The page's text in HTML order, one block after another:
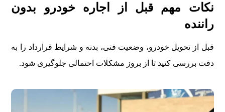
نکات مهم قبل از اجاره خودرو بدون
راننده
قبل از تحویل خودرو، وضعیت فنی، بدنه و شرایط قرارداد را به
دقت بررسی کنید تا از بروز مشکلات احتمالی جلوگیری شود.